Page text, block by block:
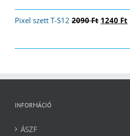
Pixel szett T-S12 2090Ft Original
1240 Ft
INFORMÁCIÓ
ÁSZF